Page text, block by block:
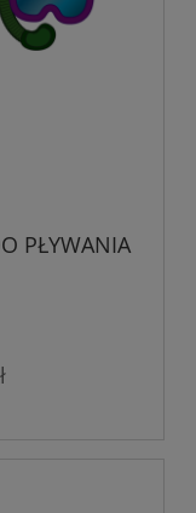
PŁYWANIA